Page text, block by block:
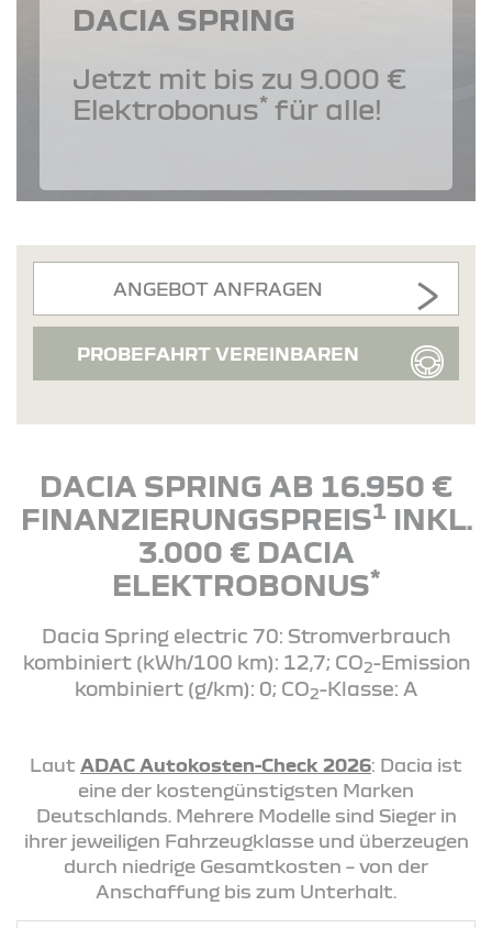
DACIA SPRING
Jetzt mit bis zu 9.000 €
Elektrobonus*für alle!
ANGEBOT ANFRAGEN
PROBEFAHRT VEREINBAREN
DACIA SPRING AB 16.950 €
FINANZIERUNGSPREIS1INKL.
3.000 € DACIA
ELEKTROBONUS*
Dacia Spring electric 70: Stromverbrauch
kombiniert (kWh/100 km): 12,7; CO2-Emission
kombiniert (g/km): 0; CO2-Klasse: A
Laut ADAC Autokosten-Check 2026: Dacia ist
eine der kostengünstigsten Marken
Deutschlands. Mehrere Modelle sind Sieger in
ihrer jeweiligen Fahrzeugklasse und überzeugen
durch niedrige Gesamtkosten – von der
Anschaffung bis zum Unterhalt.